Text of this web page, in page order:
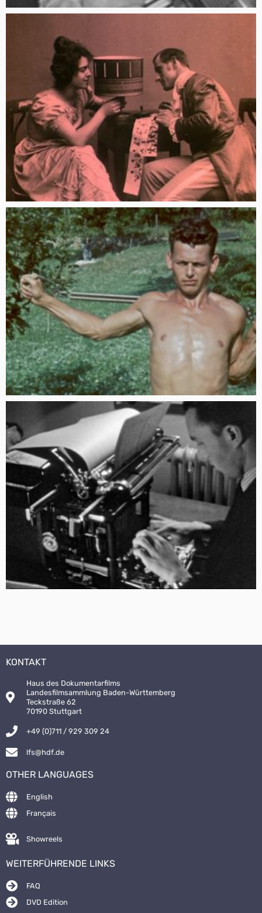
KONTAKT
Haus des Dokumentarfilms
Landesfilmsammlung Baden-Württemberg
Teckstraße 62
70190 Stuttgart
+49 (0)711 / 929 309 24
lfs@hdf.de
OTHER LANGUAGES
English
Français
Showreels
WEITERFÜHRENDE LINKS
FAQ
DVD Edition